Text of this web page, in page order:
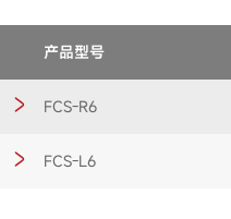
产品型号
FCS-R6
FCS-L6